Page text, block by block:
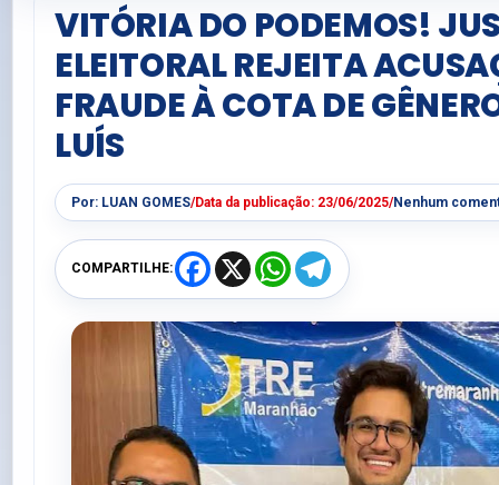
VITÓRIA DO PODEMOS!
ELEITORAL REJEITA
FRAUDE À COTA DE
LUÍS
Por: LUAN GOMES/Data da publicação: 23/06/2025/Nenhum
COMPARTILHE:
F
a
c
b
o
o
k
X
W
h
a
s
A
p
p
l
r
a
m